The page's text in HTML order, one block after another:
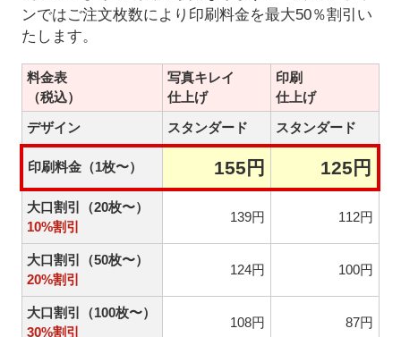
ンではご注文枚数により印刷料金を最大50％割引い
たします。
料金表
（税込）
写真キレイ
仕上げ
印刷
仕上げ
デザイン
スタンダード スタンダード
印刷料金（1枚〜） 155円 125円
大口割引（20枚〜）
10%割引
139円 112円
大口割引（50枚〜）
20%割引
124円 100円
大口割引（100枚〜）
30%割引
108円 87円